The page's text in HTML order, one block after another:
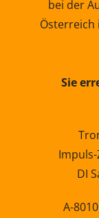
bei der
Österreich
Sie
DI
A-